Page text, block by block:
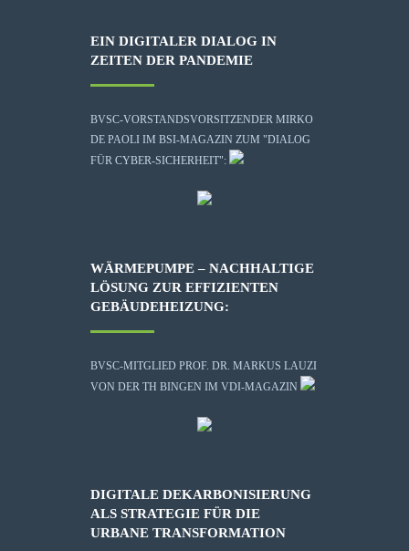
EIN DIGITALER DIALOG IN
ZEITEN DER PANDEMIE
BVSC-VORSTANDSVORSITZENDER MIRKO
DE PAOLI IM BSI-MAGAZIN ZUM "DIALOG
FÜR CYBER-SICHERHEIT":
WÄRMEPUMPE – NACHHALTIGE
LÖSUNG ZUR EFFIZIENTEN
GEBÄUDEHEIZUNG:
BVSC-MITGLIED PROF. DR. MARKUS LAUZI
VON DER TH BINGEN IM VDI-MAGAZIN
DIGITALE DEKARBONISIERUNG
ALS STRATEGIE FÜR DIE
URBANE TRANSFORMATION